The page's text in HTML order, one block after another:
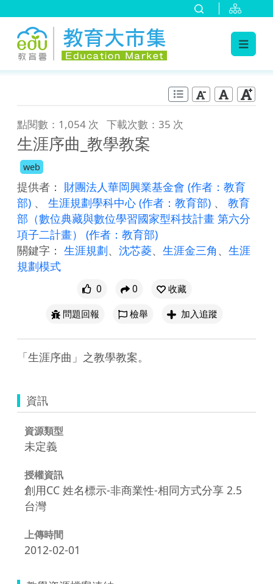
點閱數：1,054 次 下載次數：35 次
生涯序曲_教學教案
web
提供者： 財團法人華岡興業基金會 (作者：教育
部) 、 生涯規劃學科中心 (作者：教育部) 、 教育
部（數位典藏與數位學習國家型科技計畫 第六分
項子二計畫） (作者：教育部)
關鍵字： 生涯規劃、 沈芯菱、 生涯金三角 、 生涯
規劃模式
0 0
收藏
問題回報
檢舉 加入追蹤
「生涯序曲」之教學教案。
資訊
資源類型
未定義
授權資訊
創用CC 姓名標示-非商業性-相同方式分享 2.5
台灣
上傳時間
2012-02-01